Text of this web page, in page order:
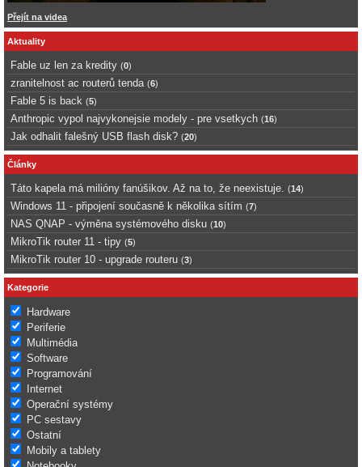
Přejít na videa
Aktuality
Fable uz len za kredity (0)
zranitelnost ac routerů tenda (6)
Fable 5 is back (5)
Anthropic vypol najvykonejsie modely - pre vsetkych (16)
Jak odhalit falešný USB flash disk? (20)
Články
Táto kapela má milióny fanúšikov. Až na to, že neexistuje. (14)
Windows 11 - připojení současně k několika sítím (7)
NAS QNAP - výměna systémového disku (10)
MikroTik router 11 - tipy (5)
MikroTik router 10 - upgrade routeru (3)
Kategorie
Hardware
Periferie
Multimédia
Software
Programování
Internet
Operační systémy
PC sestavy
Ostatní
Mobily a tablety